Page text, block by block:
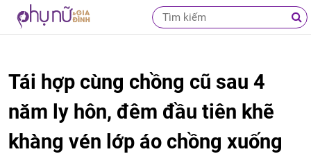
Tái hợp cùng chồng cũ sau 4
năm ly hôn, đêm đầu tiên khẽ
khàng vén lớp áo chồng xuống